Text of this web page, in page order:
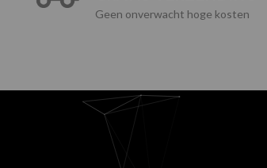
Geen onverwacht hoge kosten